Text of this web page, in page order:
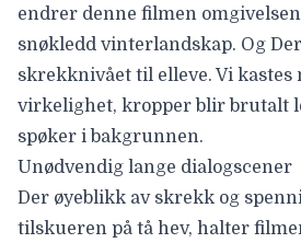
endrer denne filmen
snøkledd vinterlandskap. Og
skrekknivået til elleve. Vi
virkelighet, kropper blir brutalt
spøker i bakgrunnen.
Unødvendig lange dialogscener
Der øyeblikk av skrekk og
tilskueren på tå hev, halter